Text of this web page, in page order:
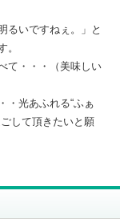
るいですねぇ。」と
。
て・・・（美味しい
・光あふれる“ふぁ
して頂きたいと願